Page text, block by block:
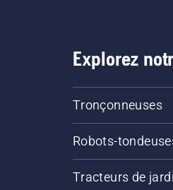
Explorez
Tronçonneuses
Robots-
Tracteurs de